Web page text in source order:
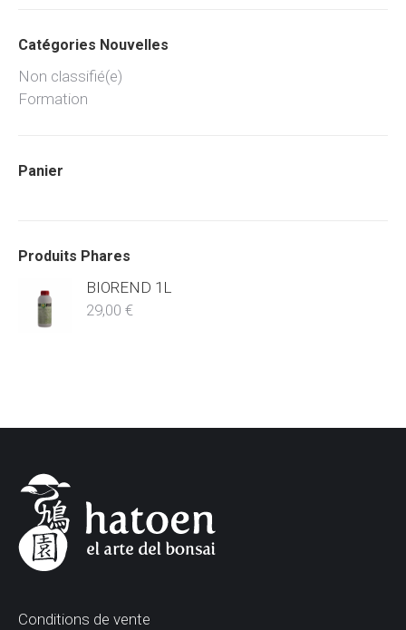
Catégories Nouvelles
Non classifié(e)
Formation
Panier
Produits Phares
BIOREND 1L
29,00 €
Conditions de vente